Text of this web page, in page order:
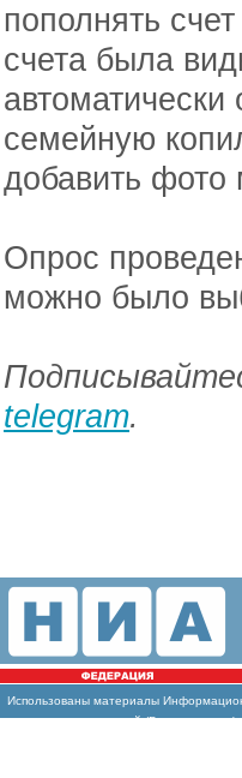
пополнять
счета была
семейную
добавить фото
Опрос
можно было
telegram.
Использованы материалы
массовых коммуникаций (Роскомнадзор)